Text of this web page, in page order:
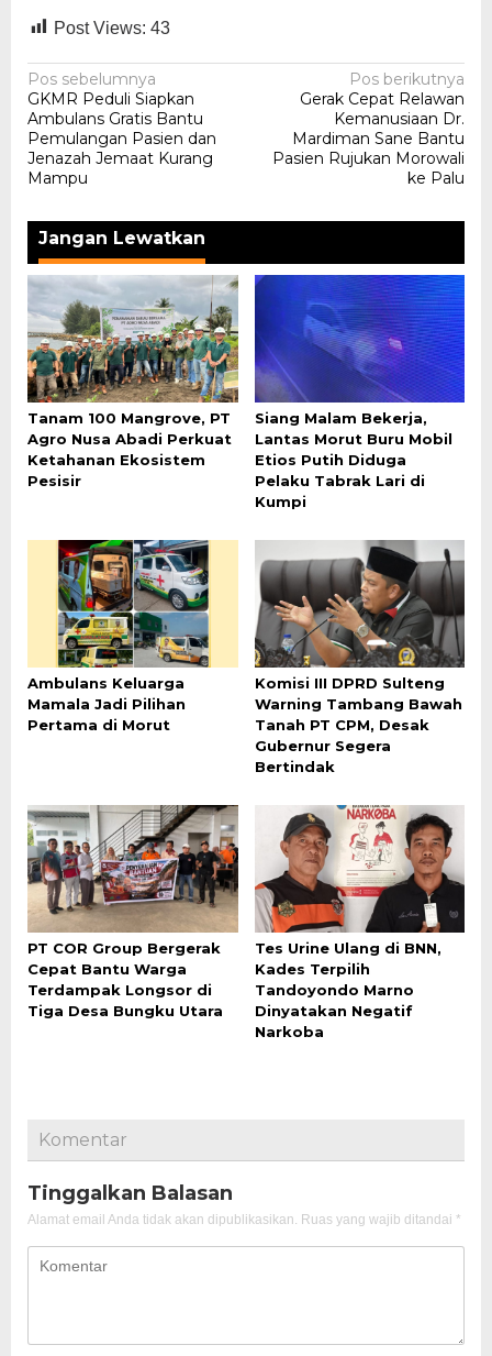
Post Views: 43
Navigasi
pos
Pos sebelumnya
GKMR Peduli Siapkan
Ambulans Gratis Bantu
Pemulangan Pasien dan
Jenazah Jemaat Kurang
Mampu
Pos berikutnya
Gerak Cepat Relawan
Kemanusiaan Dr.
Mardiman Sane Bantu
Pasien Rujukan Morowali
ke Palu
Jangan Lewatkan
Tanam 100 Mangrove, PT
Agro Nusa Abadi Perkuat
Ketahanan Ekosistem
Pesisir
Siang Malam Bekerja,
Lantas Morut Buru Mobil
Etios Putih Diduga
Pelaku Tabrak Lari di
Kumpi
Ambulans Keluarga
Mamala Jadi Pilihan
Pertama di Morut
Komisi III DPRD Sulteng
Warning Tambang Bawah
Tanah PT CPM, Desak
Gubernur Segera
Bertindak
PT COR Group Bergerak
Cepat Bantu Warga
Terdampak Longsor di
Tiga Desa Bungku Utara
Tes Urine Ulang di BNN,
Kades Terpilih
Tandoyondo Marno
Dinyatakan Negatif
Narkoba
Komentar
Tinggalkan Balasan
Alamat email Anda tidak akan dipublikasikan. Ruas yang wajib ditandai *